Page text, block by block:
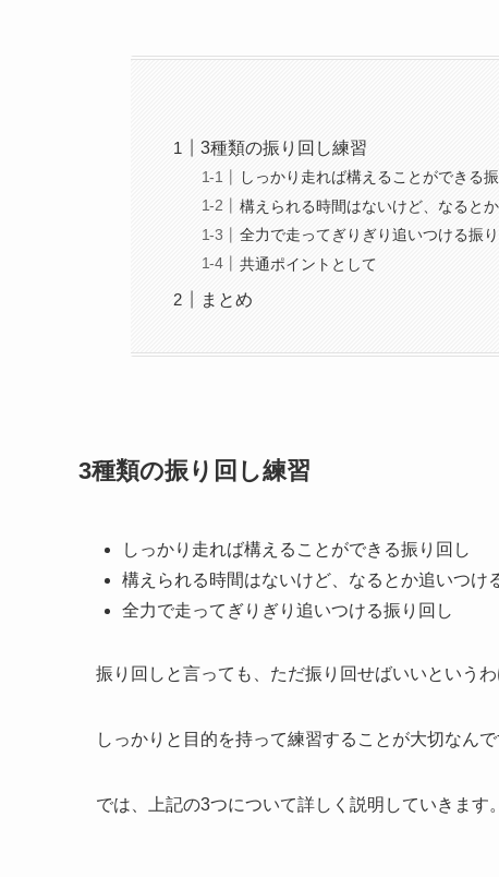
3種類の振り回し練習
しっかり走れば構えることができる
構えられる時間はないけど、なると
全力で走ってぎりぎり追いつける振
共通ポイントとして
まとめ
3種類の振り回し練習
しっかり走れば構えることができる振り回し
構えられる時間はないけど、なるとか追いつけ
全力で走ってぎりぎり追いつける振り回し
振り回しと言っても、ただ振り回せばいいというわ
しっかりと目的を持って練習することが大切なんで
では、上記の3つについて詳しく説明していきます。